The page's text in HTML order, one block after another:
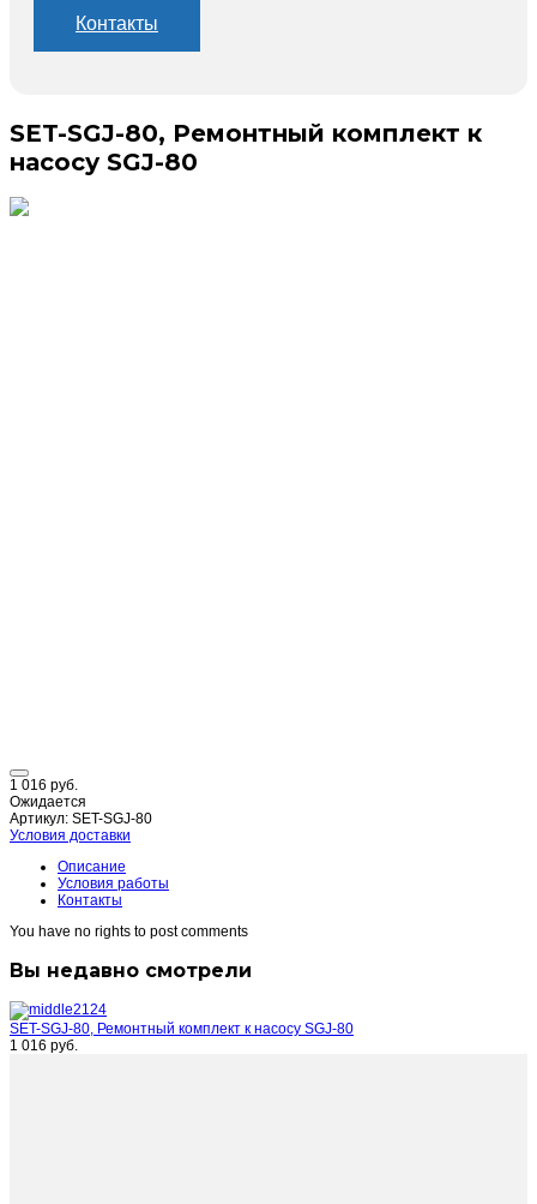
Контакты
SET-SGJ-80, Ремонтный комплект к
насосу SGJ-80
1 016 руб.
Ожидается
Артикул: SET-SGJ-80
Условия доставки
Описание
Условия работы
Контакты
You have no rights to post comments
Вы недавно смотрели
SET-SGJ-80, Ремонтный комплект к насосу SGJ-80
1 016 руб.